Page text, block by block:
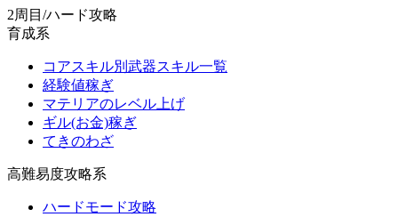
2周目/ハード攻略
育成系
コアスキル別武器スキル一覧
経験値稼ぎ
マテリアのレベル上げ
ギル(お金)稼ぎ
てきのわざ
高難易度攻略系
ハードモード攻略